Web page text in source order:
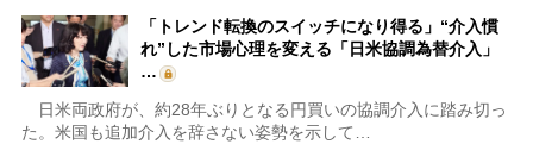
「トレンド転換のスイッチになり得る」“介入慣
れ”した市場心理を変える「日米協調為替介入」
…
日米両政府が、約28年ぶりとなる円買いの協調介入に踏み切っ
た。米国も追加介入を辞さない姿勢を示して…